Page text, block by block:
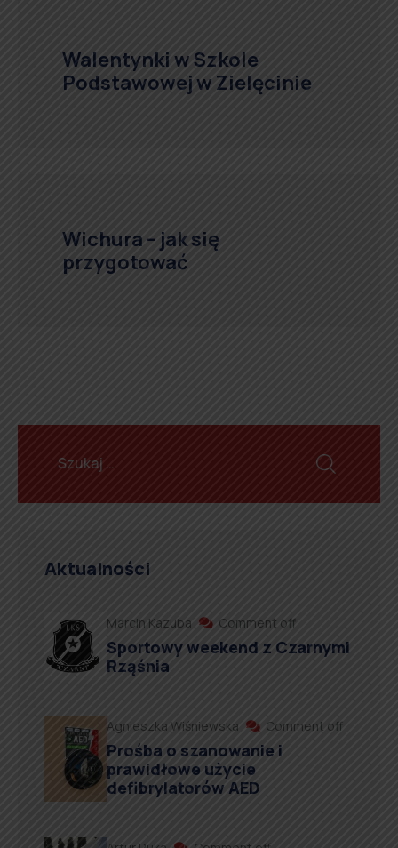
Walentynki w Szkole
Podstawowej w Zielęcinie
Wichura – jak się
przygotować
Aktualności
Marcin Kazuba Comment off
Sportowy weekend z Czarnymi
Rząśnia
Agnieszka Wiśniewska Comment off
Prośba o szanowanie i
prawidłowe użycie
defibrylatorów AED